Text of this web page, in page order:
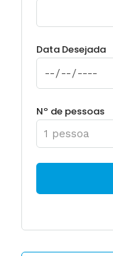
Data Desejada
Nº de pessoas